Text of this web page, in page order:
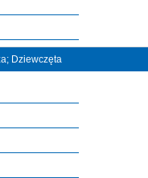
Dziewczęta